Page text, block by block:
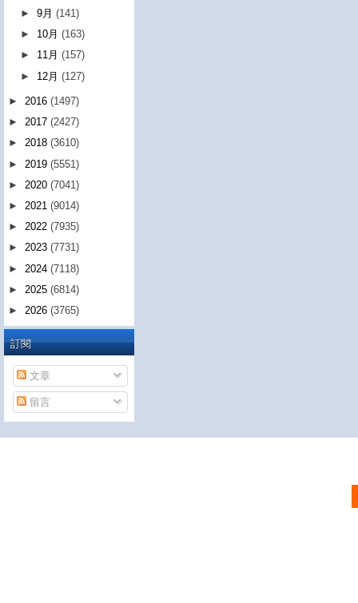
►9月(141)
► 10月(163)
► 11月(157)
► 12月(127)
► 2016 (1497)
► 2017 (2427)
► 2018 (3610)
► 2019 (5551)
► 2020 (7041)
► 2021 (9014)
► 2022 (7935)
► 2023 (7731)
► 2024 (7118)
► 2025 (6814)
► 2026 (3765)
訂閱
文章
留言